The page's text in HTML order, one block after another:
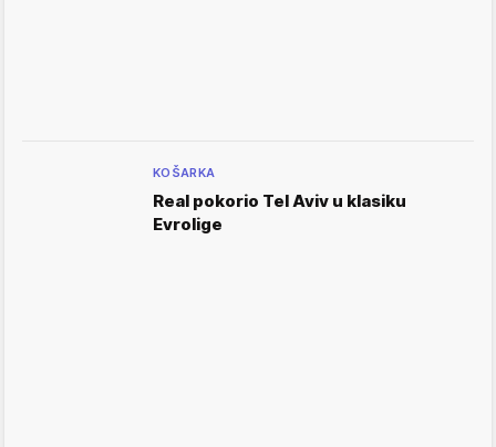
KOŠARKA
Real pokorio Tel Aviv u klasiku
Evrolige